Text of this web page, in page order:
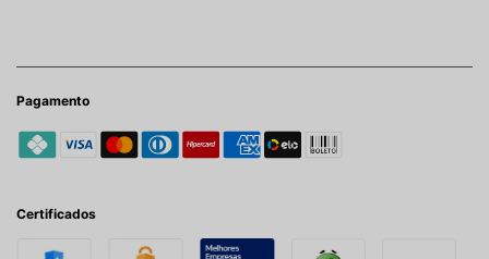
Pagamento
Certificados